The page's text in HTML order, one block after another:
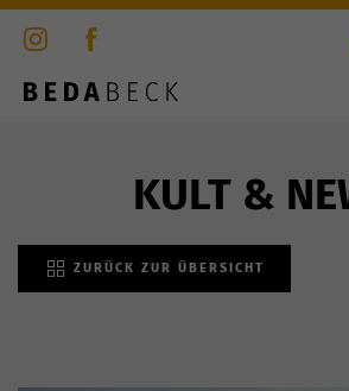
KULT &
ZURÜCK ZUR ÜBERSICHT